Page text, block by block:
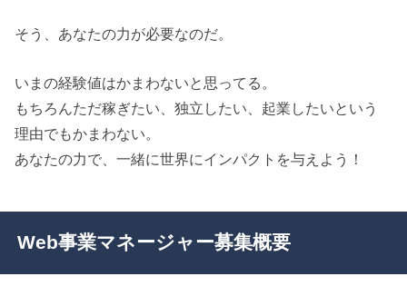
そう、あなたの力が必要なのだ。
いまの経験値はかまわないと思ってる。
もちろんただ稼ぎたい、独立したい、起業したいという
理由でもかまわない。
あなたの力で、一緒に世界にインパクトを与えよう！
Web事業マネージャー募集概要